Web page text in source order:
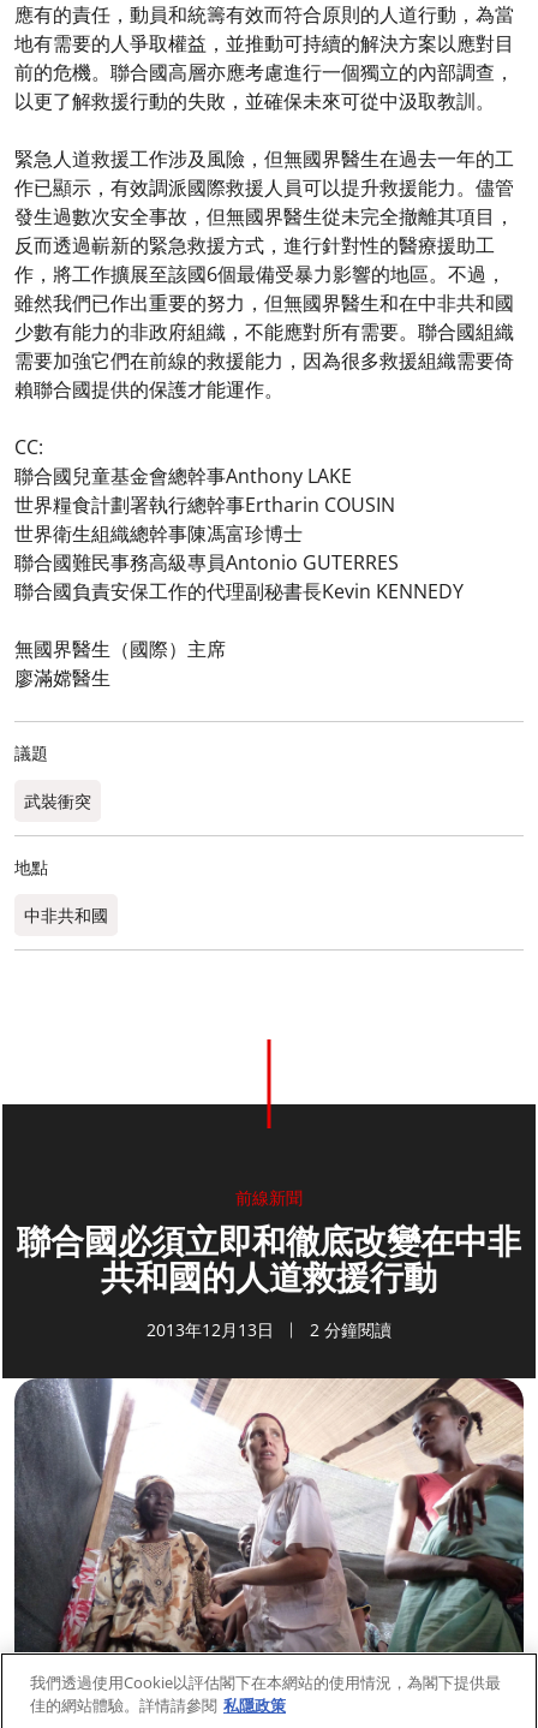
應有的責任，動員和統籌有效而符合原則的人道行動，為當
地有需要的人爭取權益，並推動可持續的解決方案以應對目
前的危機。聯合國高層亦應考慮進行一個獨立的內部調查，
以更了解救援行動的失敗，並確保未來可從中汲取教訓。
緊急人道救援工作涉及風險，但無國界醫生在過去一年的工
作已顯示，有效調派國際救援人員可以提升救援能力。儘管
發生過數次安全事故，但無國界醫生從未完全撤離其項目，
反而透過嶄新的緊急救援方式，進行針對性的醫療援助工
作，將工作擴展至該國6個最備受暴力影響的地區。不過，
雖然我們已作出重要的努力，但無國界醫生和在中非共和國
少數有能力的非政府組織，不能應對所有需要。聯合國組織
需要加強它們在前線的救援能力，因為很多救援組織需要倚
賴聯合國提供的保護才能運作。
CC:
聯合國兒童基金會總幹事Anthony LAKE
世界糧食計劃署執行總幹事Ertharin COUSIN
世界衛生組織總幹事陳馮富珍博士
聯合國難民事務高級專員Antonio GUTERRES
聯合國負責安保工作的代理副秘書長Kevin KENNEDY
無國界醫生（國際）主席
廖滿嫦醫生
議題
武裝衝突
地點
中非共和國
前線新聞
聯合國必須立即和徹底改變在中非
共和國的人道救援行動
2013年12月13日 2 分鐘閱讀
我們透過使用Cookie以評估閣下在本網站的使用情況，為閣下提供最
佳的網站體驗。詳情請參閱 私隱政策